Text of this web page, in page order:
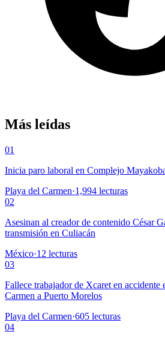
Más leídas
01
Inicia paro laboral en Complejo
Playa del Carmen·1,994 lecturas
02
Asesinan al creador de contenido César
transmisión en Culiacán
México·12 lecturas
03
Fallece trabajador de Xcaret en accidente
Carmen a Puerto Morelos
Playa del Carmen·605 lecturas
04